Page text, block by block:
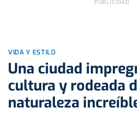
VIDA Y ESTILO
Una ciudad
cultura y rodeada
naturaleza